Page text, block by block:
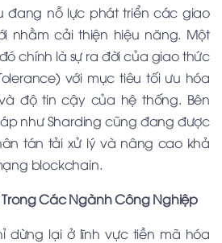
đang nỗ lực phát triển các giao
nhằm cải thiện hiệu năng. Một
chính là sự ra đời của giao thức
với mục tiêu tối ưu hóa
độ tin cậy của hệ thống. Bên
như Sharding cũng đang được
tán tải xử lý và nâng cao khả
blockchain.
Các Ngành Công Nghiệp
dừng lại ở lĩnh vực tiền mã hóa